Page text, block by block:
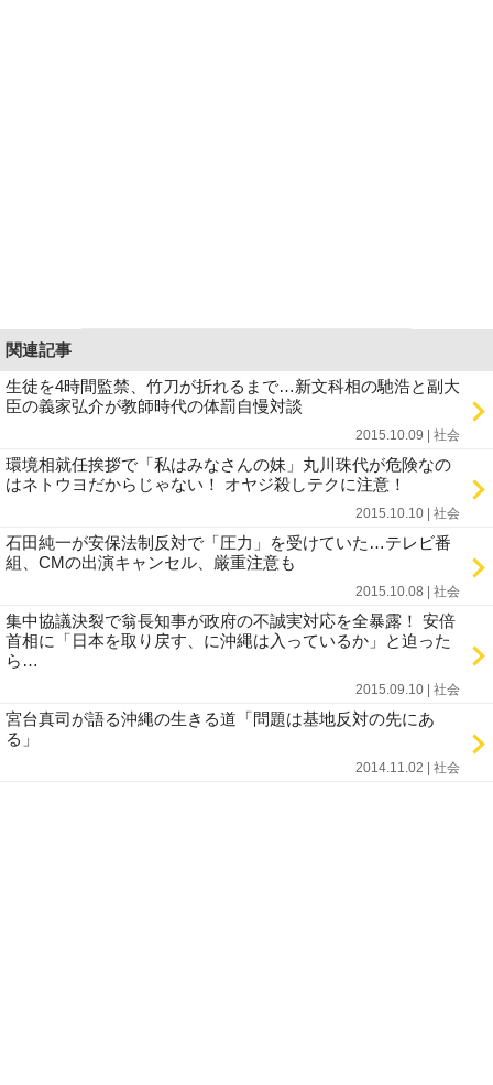
関連記事
生徒を4時間監禁、竹刀が折れるまで…新文科相の馳浩と副大
臣の義家弘介が教師時代の体罰自慢対談
2015.10.09 | 社会
環境相就任挨拶で「私はみなさんの妹」丸川珠代が危険なの
はネトウヨだからじゃない！ オヤジ殺しテクに注意！
2015.10.10 | 社会
石田純一が安保法制反対で「圧力」を受けていた…テレビ番
組、CMの出演キャンセル、厳重注意も
2015.10.08 | 社会
集中協議決裂で翁長知事が政府の不誠実対応を全暴露！ 安倍
首相に「日本を取り戻す、に沖縄は入っているか」と迫った
ら…
2015.09.10 | 社会
宮台真司が語る沖縄の生きる道「問題は基地反対の先にあ
る」
2014.11.02 | 社会